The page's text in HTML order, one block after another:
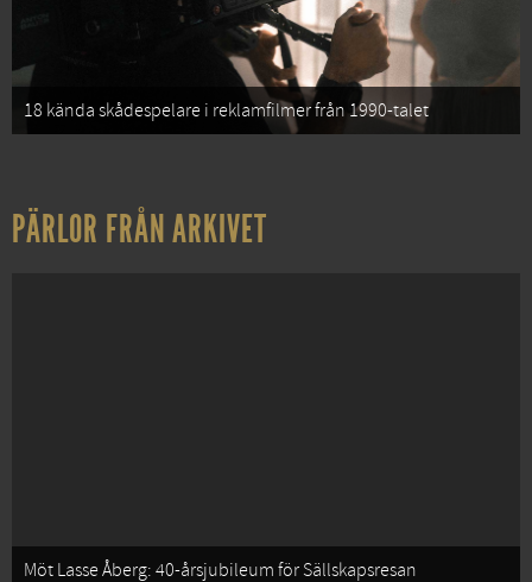
18 kända skådespelare i reklamfilmer från 1990-talet
PÄRLOR FRÅN ARKIVET
Möt Lasse Åberg: 40-årsjubileum för Sällskapsresan